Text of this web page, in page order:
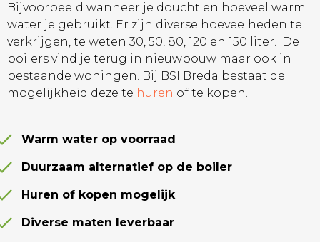
Bijvoorbeeld wanneer je doucht en hoeveel warm
water je gebruikt. Er zijn diverse hoeveelheden te
verkrijgen, te weten 30, 50, 80, 120 en 150 liter. De
boilers vind je terug in nieuwbouw maar ook in
bestaande woningen. Bij BSI Breda bestaat de
mogelijkheid deze te huren of te kopen.
Warm water op voorraad
Duurzaam alternatief op de boiler
Huren of kopen mogelijk
Diverse maten leverbaar